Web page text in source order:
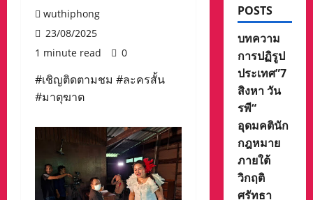
wuthiphong
23/08/2025
1 minute read
0
#เชิญติดตามชม #ละครสั้น
#มาตุฆาต
POSTS
บทความ
การปฏิรูป
ประเทศ”7
สิงหา วัน
รพี“
อุดมคตินัก
กฎหมาย
ภายใต้
วิกฤติ
ศรัทธา